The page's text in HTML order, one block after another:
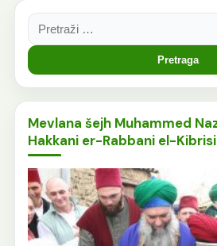
Pretraga:
Mevlana šejh Muhammed
Hakkani er-Rabbani el-Kibrisi